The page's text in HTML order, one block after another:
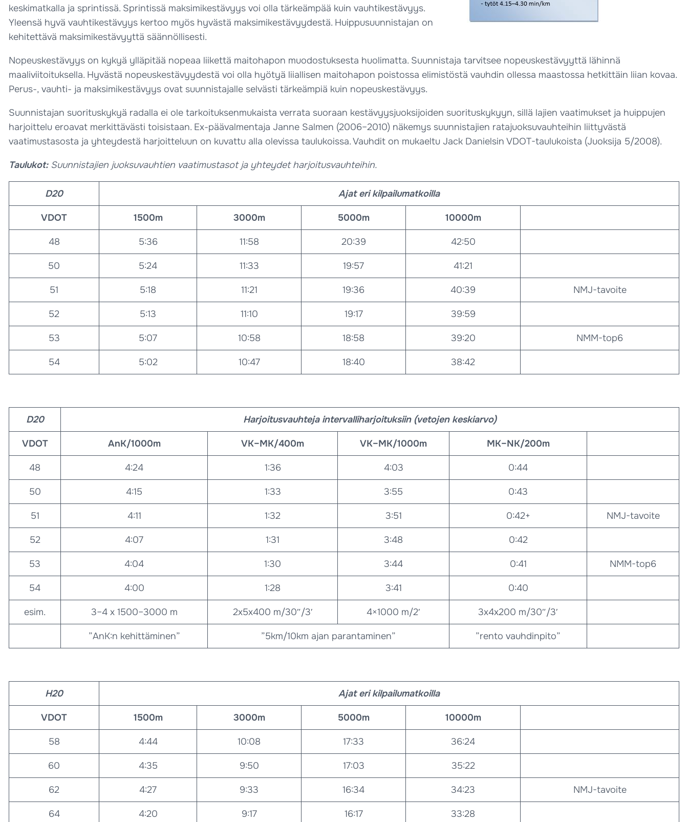
keskimatkalla ja sprintissä. Sprintissä maksimikestävyys voi olla tärkeämpää kuin vauhtikestävyys.
Yleensä hyvä vauhtikestävyys kertoo myös hyvästä maksimikestävyydestä. Huippusuunnistajan on
kehitettävä maksimikestävyyttä säännöllisesti.
Nopeuskestävyys on kykyä ylläpitää nopeaa liikettä maitohapon muodostuksesta huolimatta. Suunnistaja tarvitsee nopeuskestävyyttä lähinnä
maaliviitoituksella. Hyvästä nopeuskestävyydestä voi olla hyötyä liiallisen maitohapon poistossa elimistöstä vauhdin ollessa maastossa hetkittäin liian kovaa.
Perus-, vauhti- ja maksimikestävyys ovat suunnistajalle selvästi tärkeämpiä kuin nopeuskestävyys.
Suunnistajan suorituskykyä radalla ei ole tarkoituksenmukaista verrata suoraan kestävyysjuoksijoiden suorituskykyyn, sillä lajien vaatimukset ja huippujen
harjoittelu eroavat merkittävästi toisistaan. Ex-päävalmentaja Janne Salmen (2006–2010) näkemys suunnistajien ratajuoksuvauhteihin liittyvästä
vaatimustasosta ja yhteydestä harjoitteluun on kuvattu alla olevissa taulukoissa. Vauhdit on mukaeltu Jack Danielsin VDOT-taulukoista (Juoksija 5/2008).
Taulukot: Suunnistajien juoksuvauhtien vaatimustasot ja yhteydet harjoitusvauhteihin.
D20 Ajat eri kilpailumatkoilla
VDOT 1500m 3000m 5000m 10000m
48 5:36 11:58 20:39 42:50
50 5:24 11:33 19:57 41:21
51 5:18 11:21 19:36 40:39 NMJ-tavoite
52 5:13 11:10 19:17 39:59
53 5:07 10:58 18:58 39:20 NMM-top6
54 5:02 10:47 18:40 38:42
D20 Harjoitusvauhteja intervalliharjoituksiin (vetojen keskiarvo)
VDOT AnK/1000m VK–MK/400m VK–MK/1000m MK–NK/200m
48 4:24 1:36 4:03 0:44
50 4:15 1:33 3:55 0:43
51 4:11 1:32 3:51 0:42+ NMJ-tavoite
52 4:07 1:31 3:48 0:42
53 4:04 1:30 3:44 0:41 NMM-top6
54 4:00 1:28 3:41 0:40
esim. 3–4 x 1500–3000 m 2x5x400 m/30″/3′ 4×1000 m/2′ 3x4x200 m/30″/3′
”AnK:n kehittäminen” ”5km/10km ajan parantaminen” ”rento vauhdinpito”
H20 Ajat eri kilpailumatkoilla
VDOT 1500m 3000m 5000m 10000m
58 4:44 10:08 17:33 36:24
60 4:35 9:50 17:03 35:22
62 4:27 9:33 16:34 34:23 NMJ-tavoite
64 4:20 9:17 16:17 33:28